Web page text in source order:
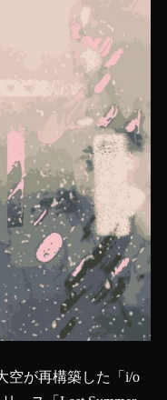
空が再構築した「i/o